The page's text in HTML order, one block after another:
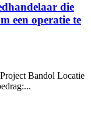
die
een operatie te
Bandol Locatie